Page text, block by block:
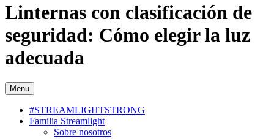
Linternas con clasificación de
seguridad: Cómo elegir la luz
adecuada
Menu
#STREAMLIGHTSTRONG
Familia Streamlight
Sobre nosotros